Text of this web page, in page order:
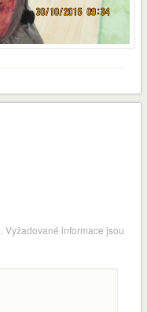
Vyžadované informace jsou